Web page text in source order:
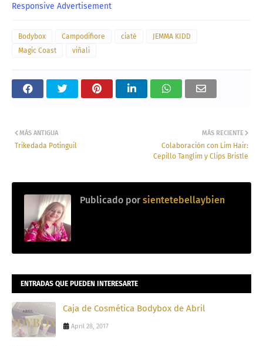
Responsive Advertisement
Bodybox Campodifiore ciaté
JEMMA KIDD
Magic Coast
viñali
MÁS RECIENTE
Colaboración con Lim Hair:
Cepillo Tanglim y Clips Bristle
MÁS ANTIGUA
Trikedada Potinguil
Publicado por sientetebellaybien
ENTRADAS QUE PUEDEN INTERESARTE
Caja de Cosmética Bodybox de Abril
April 28, 2017